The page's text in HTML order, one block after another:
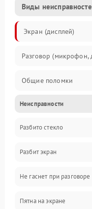
Виды
Экран (дисплей)
Разговор (микрофон,
Общие поломки
Проблемы связи
Камеры
Проблемы с
Зарядка
Проблемы с
Неисправности
Разбито стекло
Разбит экран
Не гаснет при разговоре
Пятна на экране